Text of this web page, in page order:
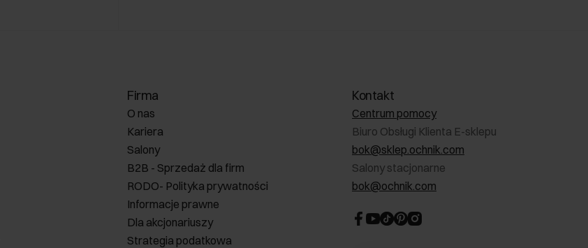
Firma
O nas
Kariera
Salony
B2B - Sprzedaż dla firm
RODO- Polityka prywatności
Informacje prawne
Dla akcjonariuszy
Strategia podatkowa
Kontakt
Centrum pomocy
Biuro Obsługi Klienta E-sklepu
bok@sklep.ochnik.com
Salony stacjonarne
bok@ochnik.com